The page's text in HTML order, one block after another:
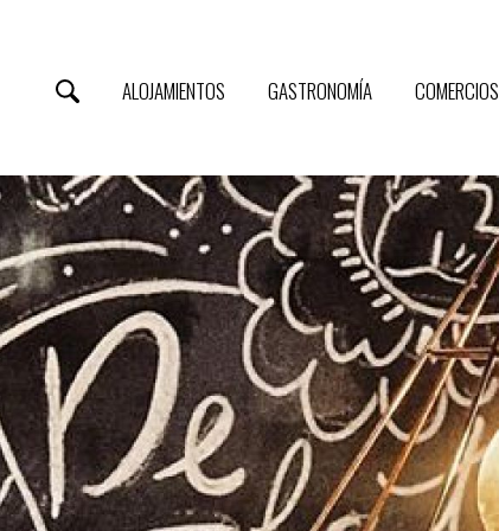
ALOJAMIENTOS GASTRONOMÍA COMERCIOS